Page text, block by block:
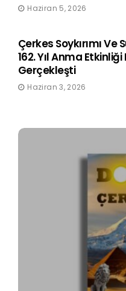
Haziran 5, 2026
Çerkes Soykırımı Ve
162. Yıl Anma
Gerçekleşti
Haziran 3, 2026